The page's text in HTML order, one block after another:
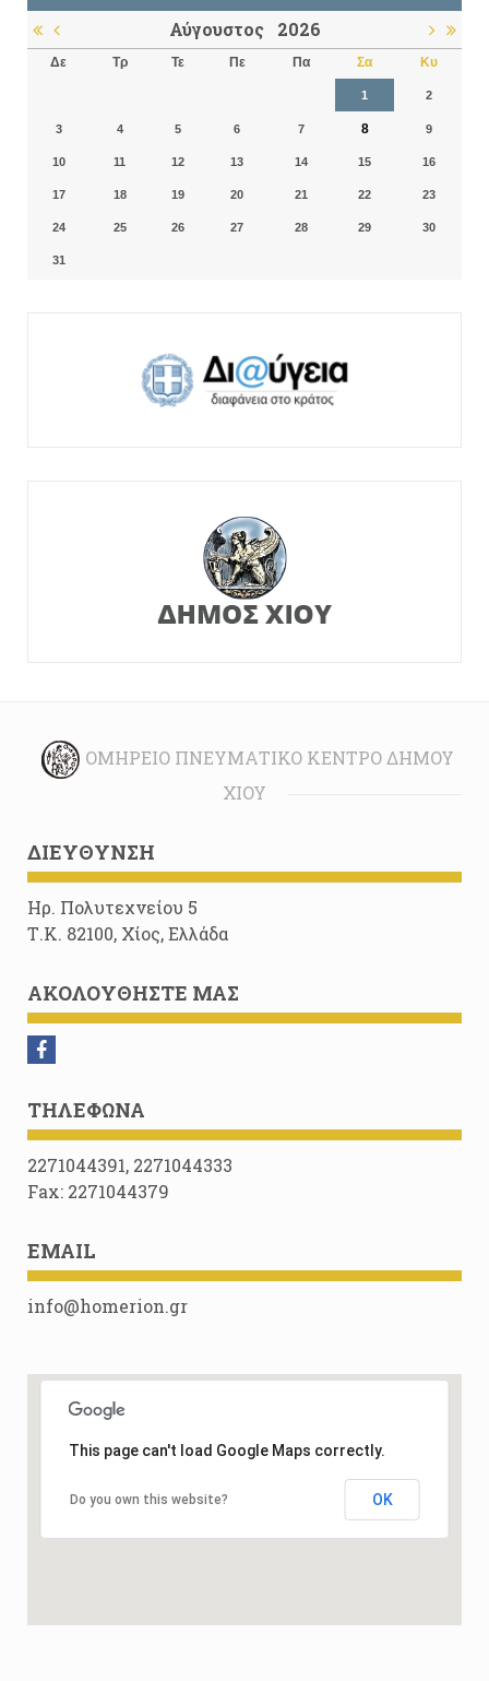
Αύγουστος 2026
Δε Τρ Τε Πε Πα Σα Κυ
1 2
3 4 5 6 7 8 9
10 11 12 13 14 15 16
17 18 19 20 21 22 23
24 25 26 27 28 29 30
31
ΟΜΉΡΕΙΟ ΠΝΕΥΜΑΤΙΚΌ ΚΈΝΤΡΟ ΔΉΜΟΥ
ΧΊΟΥ
ΔΙΕΎΘΥΝΣΗ
Ηρ. Πολυτεχνείου 5
Τ.Κ. 82100, Χίος, Ελλάδα
ΑΚΟΛΟΥΘΉΣΤΕ ΜΑΣ
ΤΗΛΈΦΩΝΑ
2271044391, 2271044333
Fax: 2271044379
EMAIL
info@homerion.gr
This page can't load Google Maps correctly.
Do you own this website? OK